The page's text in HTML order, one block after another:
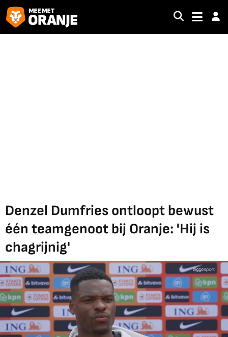
Denzel Dumfries ontloopt bewust
één teamgenoot bij Oranje: 'Hij is
chagrijnig'